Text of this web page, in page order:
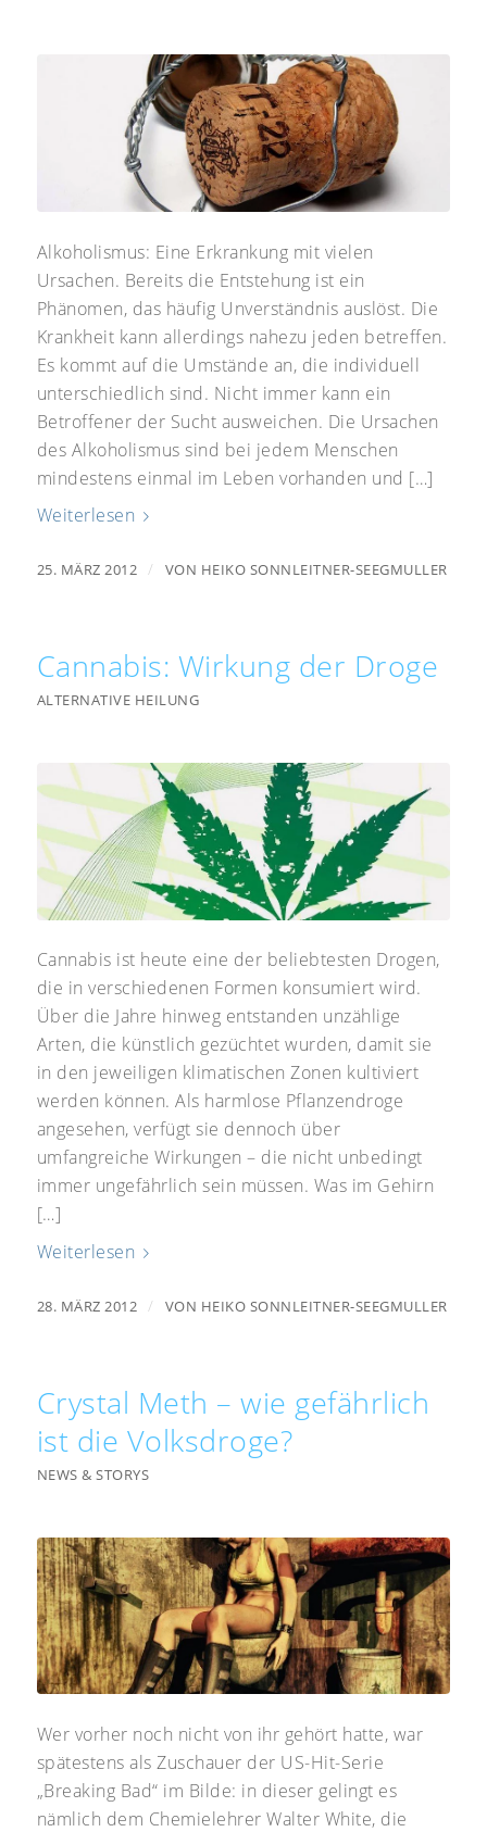
Alkoholismus: Eine Erkrankung mit vielen
Ursachen. Bereits die Entstehung ist ein
Phänomen, das häufig Unverständnis auslöst. Die
Krankheit kann allerdings nahezu jeden betreffen.
Es kommt auf die Umstände an, die individuell
unterschiedlich sind. Nicht immer kann ein
Betroffener der Sucht ausweichen. Die Ursachen
des Alkoholismus sind bei jedem Menschen
mindestens einmal im Leben vorhanden und […]
Weiterlesen
25. MÄRZ 2012 / VON HEIKO SONNLEITNER-SEEGMULLER
Cannabis: Wirkung der Droge
ALTERNATIVE HEILUNG
Cannabis ist heute eine der beliebtesten Drogen,
die in verschiedenen Formen konsumiert wird.
Über die Jahre hinweg entstanden unzählige
Arten, die künstlich gezüchtet wurden, damit sie
in den jeweiligen klimatischen Zonen kultiviert
werden können. Als harmlose Pflanzendroge
angesehen, verfügt sie dennoch über
umfangreiche Wirkungen – die nicht unbedingt
immer ungefährlich sein müssen. Was im Gehirn
[…]
Weiterlesen
28. MÄRZ 2012 / VON HEIKO SONNLEITNER-SEEGMULLER
Crystal Meth – wie gefährlich
ist die Volksdroge?
NEWS & STORYS
Wer vorher noch nicht von ihr gehört hatte, war
spätestens als Zuschauer der US-Hit-Serie
„Breaking Bad“ im Bilde: in dieser gelingt es
nämlich dem Chemielehrer Walter White, die